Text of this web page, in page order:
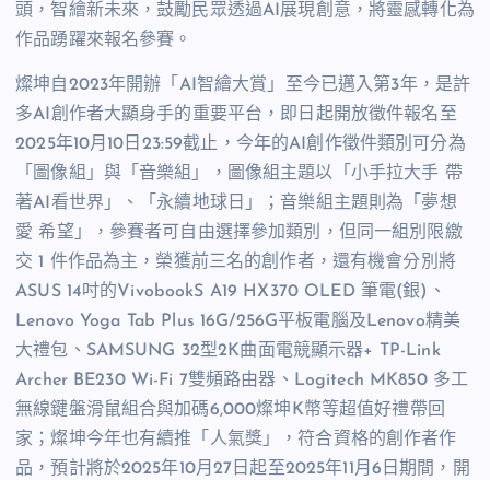
頭，智繪新未來，鼓勵民眾透過AI展現創意，將靈感轉化為
作品踴躍來報名參賽。
燦坤自2023年開辦「AI智繪大賞」至今已邁入第3年，是許
多AI創作者大顯身手的重要平台，即日起開放徵件報名至
2025年10月10日23:59截止，今年的AI創作徵件類別可分為
「圖像組」與「音樂組」，圖像組主題以「小手拉大手 帶
著AI看世界」、「永續地球日」；音樂組主題則為「夢想
愛 希望」，參賽者可自由選擇參加類別，但同一組別限繳
交 1 件作品為主，榮獲前三名的創作者，還有機會分別將
ASUS 14吋的VivobookS A19 HX370 OLED 筆電(銀)、
Lenovo Yoga Tab Plus 16G/256G平板電腦及Lenovo精美
大禮包、SAMSUNG 32型2K曲面電競顯示器+ TP-Link
Archer BE230 Wi-Fi 7雙頻路由器、Logitech MK850 多工
無線鍵盤滑鼠組合與加碼6,000燦坤K幣等超值好禮帶回
家；燦坤今年也有續推「人氣獎」，符合資格的創作者作
品，預計將於2025年10月27日起至2025年11月6日期間，開